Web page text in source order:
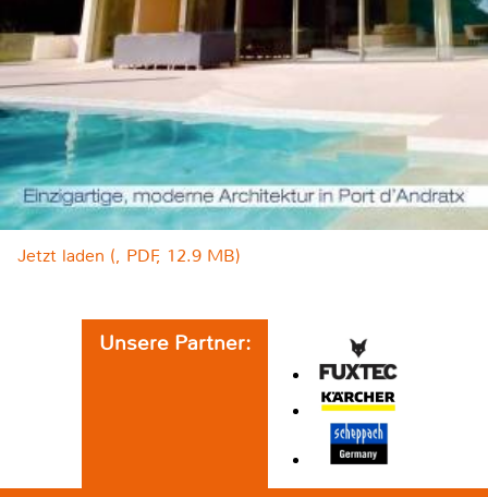
Jetzt laden (, PDF, 12.9 MB)
Unsere Partner: